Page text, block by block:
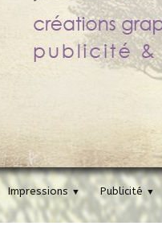
Impressions ▼ Publicité ▼